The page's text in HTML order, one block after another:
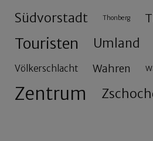
Südvorstadt Thonberg
Touristen Umland
Völkerschlacht Wahren
Zentrum